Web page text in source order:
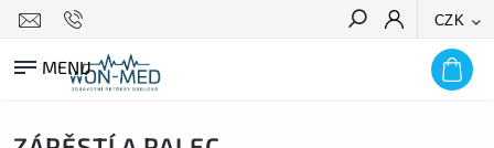
CZK
HLEDAT